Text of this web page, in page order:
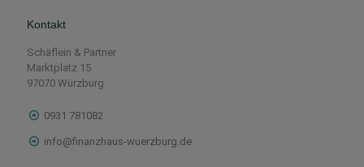
Kontakt
Schäflein & Partner
Marktplatz 15
97070 Würzburg
0931 781082
info@finanzhaus-wuerzburg.de